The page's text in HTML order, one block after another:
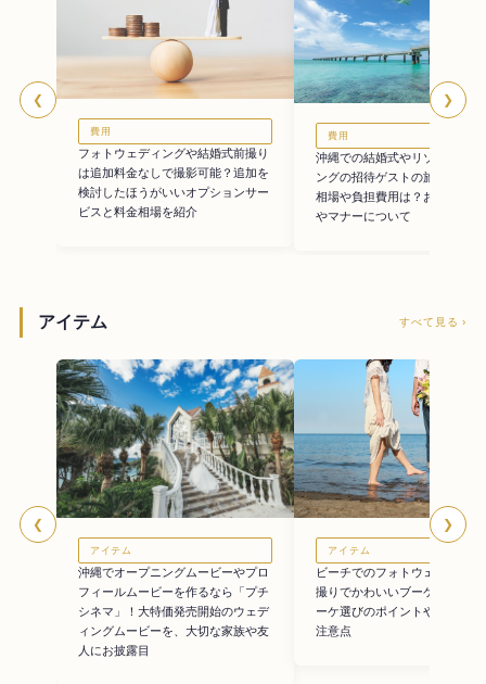
❮
費用
フォトウェディングや結婚式前撮り
は追加料金なしで撮影可能？追加を
検討したほうがいいオプションサー
ビスと料金相場を紹介
費用
沖縄での結婚式やリゾートウェ
ングの招待ゲストの旅費事情。
相場や負担費用は？お車代の考
やマナーについて
❯
アイテム すべて見る ›
❮
アイテム
沖縄でオープニングムービーやプロ
フィールムービーを作るなら「プチ
シネマ」！大特価発売開始のウェデ
ィングムービーを、大切な家族や友
人にお披露目
アイテム
ビーチでのフォトウェディング
撮りでかわいいブーケ画像11
ーケ選びのポイントや持ち込み
注意点
❯